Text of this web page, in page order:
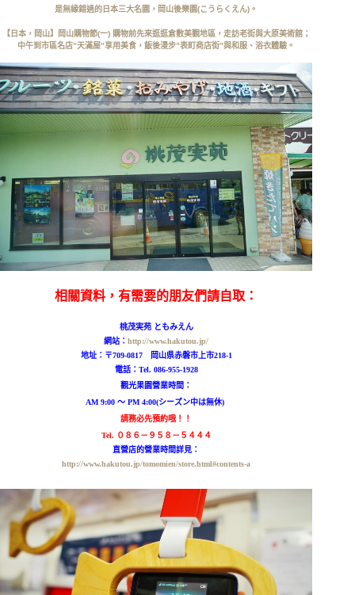
是無緣錯過的日本三大名園，岡山後樂園(こうらくえん)。
【日本，岡山】岡山購物節(一) 購物前先來逛逛倉敷美觀地區，走訪老街與大原美術館；
中午到市區名店”天滿屋”享用美食，飯後漫步”表町商店街”與和服、浴衣體驗。
相關資料，有需要的朋友們請自取：
桃茂実苑 ともみえん
網站：http://www.hakutou.jp/
地址：〒709-0817 岡山県赤磐市上市218-1
電話： Tel. 086-955-1928
觀光果園營業時間：
AM 9:00 ～ PM 4:00(シーズン中は無休)
請務必先預約哦！！
Tel. ０８６－９５８－５４４４
直營店的營業時間詳見：
http://www.hakutou.jp/tomomien/store.html#contents-a